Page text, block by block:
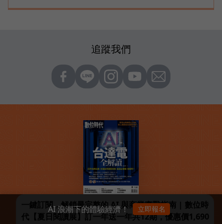
追蹤我們
一鍵訂閱，解鎖最完整的 AI 與商業實戰指南 | 數位時
代【夏日閱讀展】訂一年送一年共12期，優惠價1,690
AI 浪潮下的體驗經濟！ 立即報名